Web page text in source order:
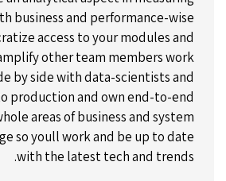
business and performance-wise
access to your modules and
other team members work
by side with data-scientists and
production and own end-to-end
areas of business and system
so youll work and be up to date
with the latest tech and trends.